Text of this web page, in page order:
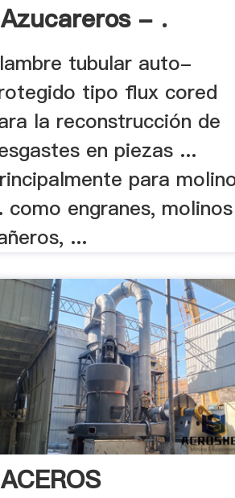
Azucareros - .
tubular auto-
tipo flux cored
la reconstrucción de
en piezas ...
para
como engranes, molinos
...
ACEROS